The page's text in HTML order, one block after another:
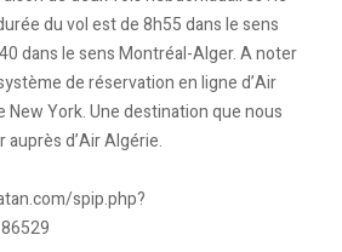
du vol est de 8h55 dans le sens
dans le sens Montréal-Alger. A noter
de réservation en ligne d’Air
York. Une destination que nous
auprès d’Air Algérie.
spip.php?